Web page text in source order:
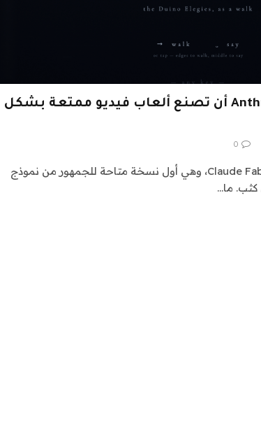
يمكن لـ Anthropic’s Fable 5 أن تصنع ألعاب فيديو ممتعة بشكل
0
أصدرت Anthropic لعبة Claude Fable 5، وهي أول نسخة متاحة للجمهور من نموذج